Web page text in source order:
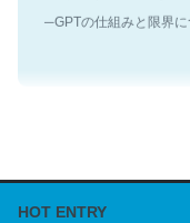
説してる記事が少な
https://
HOT ENTRY